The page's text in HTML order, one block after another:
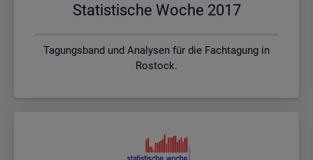
Sta­tis­ti­sche Woche 2017
Tagungsband und Analysen für die Fachtagung in
Rostock.